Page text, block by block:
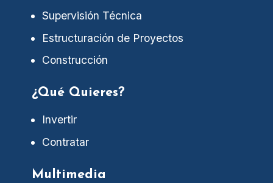
Supervisión Técnica
Estructuración de Proyectos
Construcción
¿Qué Quieres?
Invertir
Contratar
Multimedia